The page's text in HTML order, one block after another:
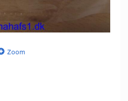
Zoom